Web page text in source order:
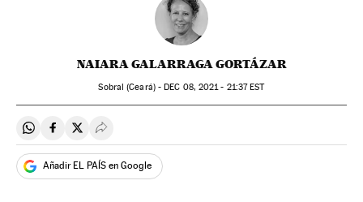
NAIARA GALARRAGA GORTÁZAR
Sobral (Ceará) -DEC 08, 2021 - 21:37EST
Compartir en Whatsapp
Compartir en Facebook
Compartir en Twitter
Desplegar Redes Sociales
Añadir EL PAÍS en Google